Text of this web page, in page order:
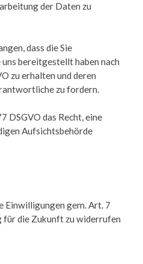
der Daten zu
dass die Sie
bereitgestellt haben nach
zu erhalten und deren
zu fordern.
DSGVO das Recht, eine
Aufsichtsbehörde
Einwilligungen gem. Art. 7
für die Zukunft zu widerrufen